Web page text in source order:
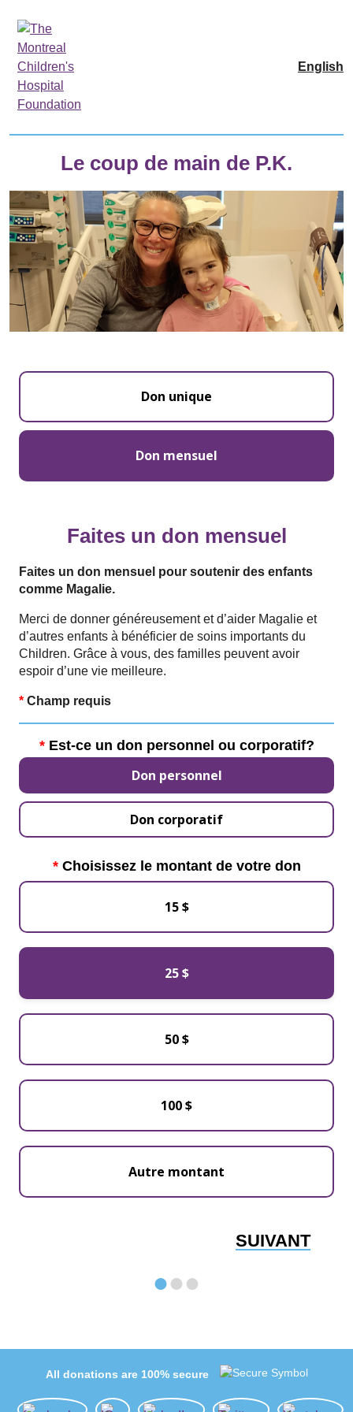
English
Le coup de main de P.K.
Don unique
Don mensuel
Faites un don mensuel
Faites un don mensuel pour soutenir des enfants
comme Magalie.
Merci de donner généreusement et d’aider Magalie et
d’autres enfants à bénéficier de soins importants du
Children. Grâce à vous, des familles peuvent avoir
espoir d’une vie meilleure.
* Champ requis
Est-ce un don personnel ou corporatif?
Don personnel
Don corporatif
Choisissez le montant de votre don
15 $
25 $
50 $
100 $
SUIVANT
All donations are 100% secure